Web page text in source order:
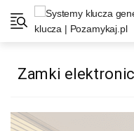
Zamki